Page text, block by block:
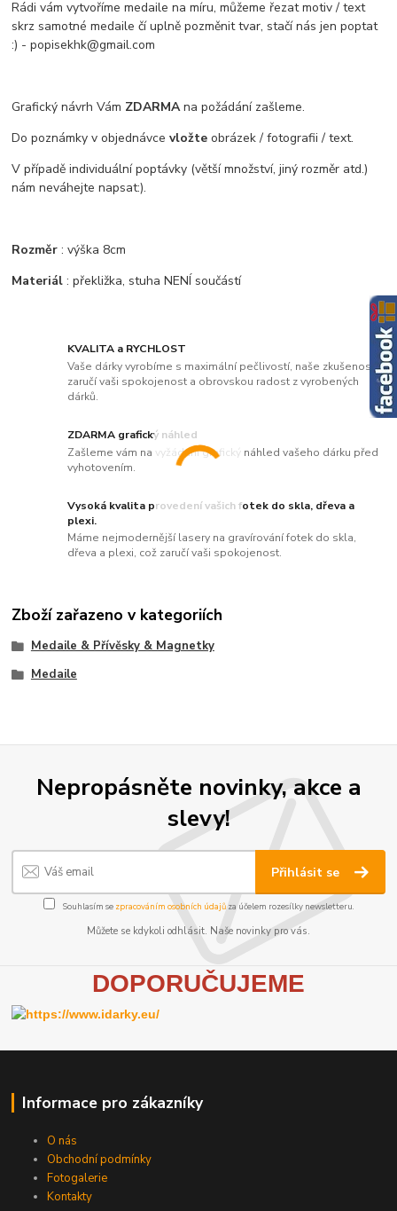
KVALITA a RYCHLOST
Vaše dárky vyrobíme s maximální pečlivostí, naše zkušenosti
zaručí vaši spokojenost a obrovskou radost z vyrobených
dárků.
ZDARMA grafický náhled
Zašleme vám na vyžádání grafický náhled vašeho dárku před
vyhotovením.
Vysoká kvalita provedení vašich fotek do skla, dřeva a
plexi.
Máme nejmodernější lasery na gravírování fotek do skla,
dřeva a plexi, což zaručí vaši spokojenost.
Rádi vám vytvoříme medaile na míru, můžeme řezat motiv / text
skrz samotné medaile čí uplně pozměnit tvar, stačí nás jen poptat
:) - popisekhk@gmail.com
Grafický návrh Vám ZDARMAna požádání zašleme.
Do poznámky v objednávcevložte obrázek / fotografii / text.
V případě individuální poptávky (větší množství, jiný rozměr atd.)
nám neváhejte napsat:).
Rozměr: výška 8cm
Materiál: překližka, stuha NENÍ součástí
Zboží zařazeno v kategoriích
Medaile & Přívěsky & Magnetky
Medaile
Nepropásněte novinky, akce a
slevy!
Přihlásit se
Souhlasím se zpracováním osobních údajůza účelem rozesílky newsletteru.
Můžete se kdykoli odhlásit. Naše novinky pro vás.
DOPORUČUJEME
Informace pro zákazníky
O nás
Obchodní podmínky
Fotogalerie
Kontakty